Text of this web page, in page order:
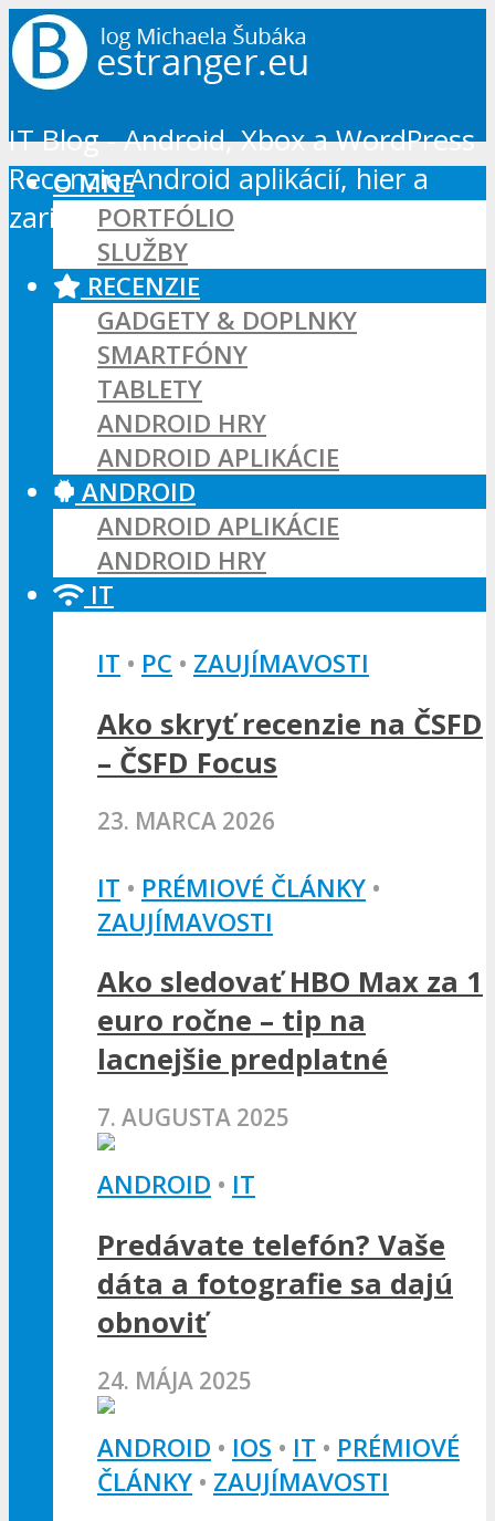
IT Blog - Android, Xbox a WordPress
Recenzie Android aplikácií, hier a
zariadení, IT gadgetov, PC návody...
O MNE
PORTFÓLIO
SLUŽBY
RECENZIE
GADGETY & DOPLNKY
SMARTFÓNY
TABLETY
ANDROID HRY
ANDROID APLIKÁCIE
ANDROID
ANDROID APLIKÁCIE
ANDROID HRY
IT
IT • PC • ZAUJÍMAVOSTI
Ako skryť recenzie na ČSFD
– ČSFD Focus
23. MARCA 2026
IT • PRÉMIOVÉ ČLÁNKY •
ZAUJÍMAVOSTI
Ako sledovať HBO Max za 1
euro ročne – tip na
lacnejšie predplatné
7. AUGUSTA 2025
ANDROID • IT
Predávate telefón? Vaše
dáta a fotografie sa dajú
obnoviť
24. MÁJA 2025
ANDROID • IOS • IT • PRÉMIOVÉ
ČLÁNKY • ZAUJÍMAVOSTI